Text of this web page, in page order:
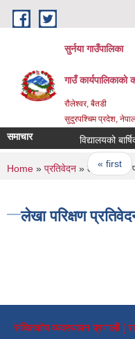
Skip to main content
सुर्नया गाउँपालिका
गाउँ कार्यपालिकाकाे
रौलेश्वर, बैतडी
सुदुरपश्चिम प्रदेश,
समाचार विद्यालयको
« first
You are here
Home » प्रतिवेदन » लेखा परिक्षण
लेखा परिक्षण
संचितकोष व्यवस्थापन प्रणाली